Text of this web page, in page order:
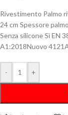
Rivestimento Palmo
24 cm Spessore
Senza silicone Sì EN
A1:2018Nuovo
- +